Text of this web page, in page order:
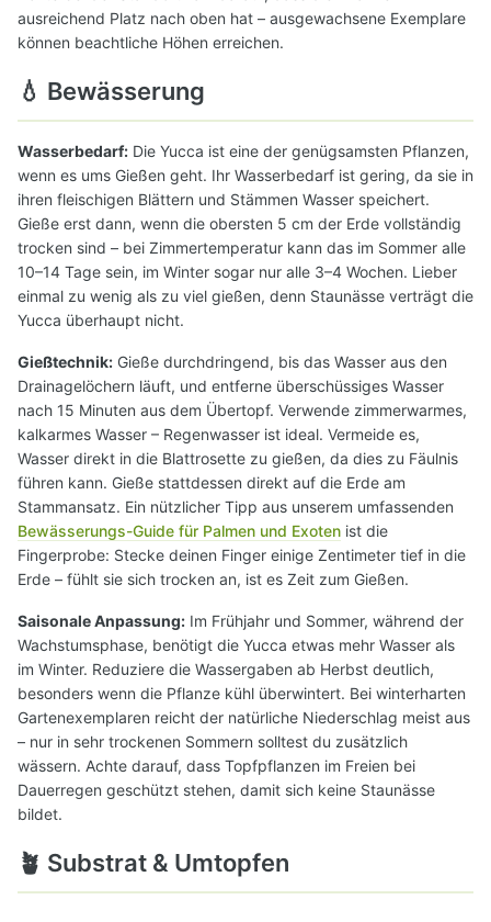
ausreichend Platz nach oben hat – ausgewachsene Exemplare
können beachtliche Höhen erreichen.
💧 Bewässerung
Wasserbedarf: Die Yucca ist eine der genügsamsten Pflanzen,
wenn es ums Gießen geht. Ihr Wasserbedarf ist gering, da sie in
ihren fleischigen Blättern und Stämmen Wasser speichert.
Gieße erst dann, wenn die obersten 5 cm der Erde vollständig
trocken sind – bei Zimmertemperatur kann das im Sommer alle
10–14 Tage sein, im Winter sogar nur alle 3–4 Wochen. Lieber
einmal zu wenig als zu viel gießen, denn Staunässe verträgt die
Yucca überhaupt nicht.
Gießtechnik: Gieße durchdringend, bis das Wasser aus den
Drainagelöchern läuft, und entferne überschüssiges Wasser
nach 15 Minuten aus dem Übertopf. Verwende zimmerwarmes,
kalkarmes Wasser – Regenwasser ist ideal. Vermeide es,
Wasser direkt in die Blattrosette zu gießen, da dies zu Fäulnis
führen kann. Gieße stattdessen direkt auf die Erde am
Stammansatz. Ein nützlicher Tipp aus unserem umfassenden
Bewässerungs-Guide für Palmen und Exoten ist die
Fingerprobe: Stecke deinen Finger einige Zentimeter tief in die
Erde – fühlt sie sich trocken an, ist es Zeit zum Gießen.
Saisonale Anpassung: Im Frühjahr und Sommer, während der
Wachstumsphase, benötigt die Yucca etwas mehr Wasser als
im Winter. Reduziere die Wassergaben ab Herbst deutlich,
besonders wenn die Pflanze kühl überwintert. Bei winterharten
Gartenexemplaren reicht der natürliche Niederschlag meist aus
– nur in sehr trockenen Sommern solltest du zusätzlich
wässern. Achte darauf, dass Topfpflanzen im Freien bei
Dauerregen geschützt stehen, damit sich keine Staunässe
bildet.
🪴 Substrat & Umtopfen